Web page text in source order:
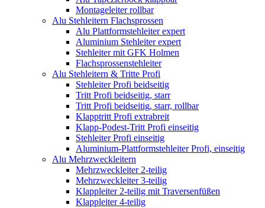
Montageleiter rollbar
Alu Stehleitern Flachsprossen
Alu Plattformstehleiter expert
Aluminium Stehleiter expert
Stehleiter mit GFK Holmen
Flachsprossenstehleiter
Alu Stehleitern & Tritte Profi
Stehleiter Profi beidseitig
Tritt Profi beidseitig, starr
Tritt Profi beidseitig, starr, rollbar
Klapptritt Profi extrabreit
Klapp-Podest-Tritt Profi einseitig
Stehleiter Profi einseitig
Aluminium-Plattformstehleiter Profi, einseitig
Alu Mehrzweckleitern
Mehrzweckleiter 2-teilig
Mehrzweckleiter 3-teilig
Klappleiter 2-teilig mit Traversenfüßen
Klappleiter 4-teilig